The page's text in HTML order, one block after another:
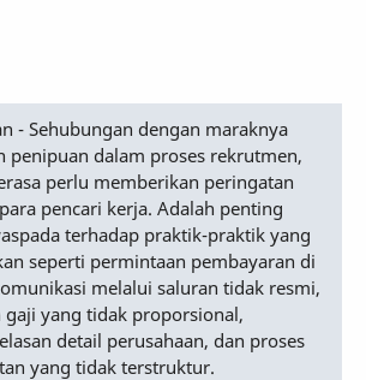
- Sehubungan dengan maraknya
penipuan dalam proses rekrutmen,
perlu memberikan peringatan
pencari kerja. Adalah penting
terhadap praktik-praktik yang
seperti permintaan pembayaran di
melalui saluran tidak resmi,
gaji yang tidak proporsional,
detail perusahaan, dan proses
yang tidak terstruktur.